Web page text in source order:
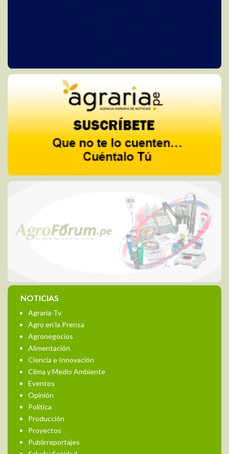
NOTICIAS
Agraria-Tv
Agro en la Prensa
Agronegocios
Alimentación
Ciencia e Innovación
Clima y Medio Ambiente
Eventos
Opinión
Política
Producción
Proyectos
Publirreportajes